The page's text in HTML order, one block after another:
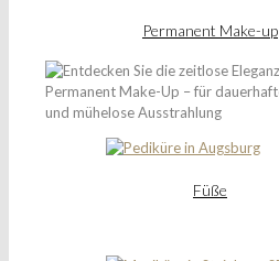
Permanent Make-up
Füße